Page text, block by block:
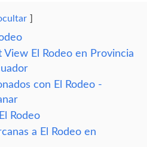
View El Rodeo en Provincia
con El Rodeo -
Rodeo
a El Rodeo en